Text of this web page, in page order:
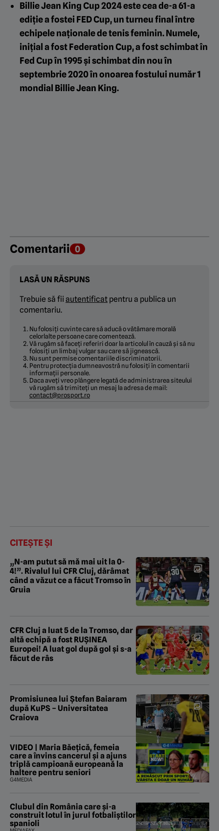
Billie Jean King Cup 2024 este cea de-a 61-a
ediție a fostei FED Cup, un turneu final între
echipele naționale de tenis feminin. Numele,
inițial a fost Federation Cup, a fost schimbat în
Fed Cup în 1995 și schimbat din nou în
septembrie 2020 în onoarea fostului număr 1
mondial Billie Jean King.
Comentarii 0
LASĂ UN RĂSPUNS
Trebuie să fii autentificat pentru a publica un
comentariu.
Nu folosiți cuvinte care să aducă o vătămare morală
celorlalte persoane care comentează.
Vă rugăm să faceți referiri doar la articolul în cauză și să nu
folosiți un limbaj vulgar sau care să jignească.
Nu sunt permise comentariile discriminatorii.
Pentru protecția dumneavostră nu folosiți în comentarii
informații personale.
Daca aveți vreo plângere legată de administrarea siteului
vă rugăm să trimiteți un mesaj la adresa de mail:
contact@prosport.ro
CITEȘTE ȘI
„N-am putut să mă mai uit la 0-
4!”. Rivalul lui CFR Cluj, dărâmat
când a văzut ce a făcut Tromso în
Gruia
CFR Cluj a luat 5 de la Tromso, dar
altă echipă a fost RUȘINEA
Europei! A luat gol după gol și s-a
făcut de râs
Promisiunea lui Ștefan Baiaram
după KuPS – Universitatea
Craiova
VIDEO | Maria Băețică, femeia
care a învins cancerul și a ajuns
triplă campioană europeană la
haltere pentru seniori
G4MEDIA
Clubul din România care și-a
construit lotul în jurul fotbaliștilor
spanioli